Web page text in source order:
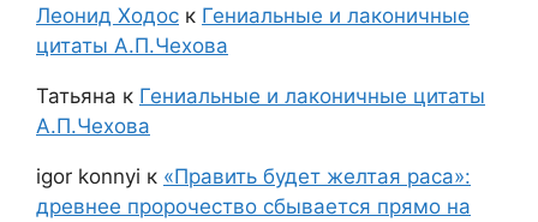
Леонид Ходос к Гениальные и лаконичные
цитаты А.П.Чехова
Татьяна к Гениальные и лаконичные цитаты
А.П.Чехова
igor konnyi к «Править будет желтая раса»:
древнее пророчество сбывается прямо на